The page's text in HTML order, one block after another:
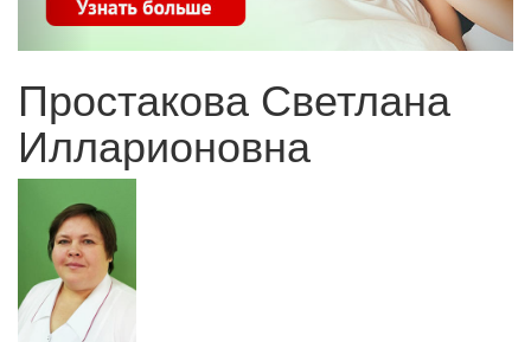
Простакова Светлана
Илларионовна